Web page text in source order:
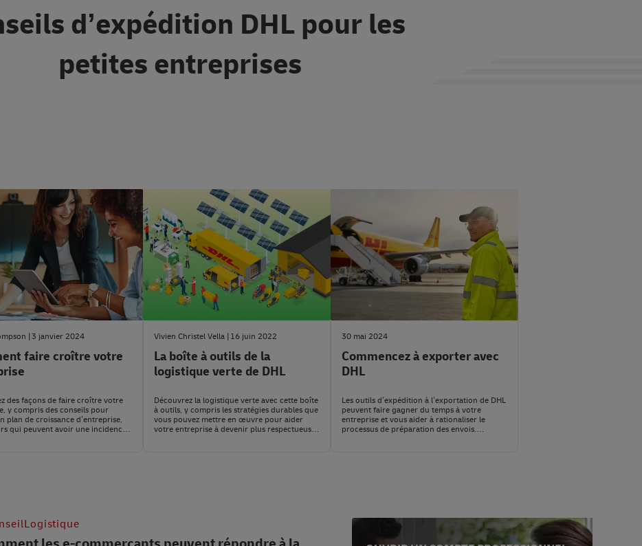
d’expédition DHL pour les
petites entreprises
3 janvier 2024
faire croître votre
des façons de faire croître votre
y compris des conseils pour
plan de croissance d’entreprise,
qui peuvent avoir une incidence
Vivien Christel Vella 16 juin 2022
La boîte à outils de la
logistique verte de DHL
Découvrez la logistique verte avec cette boîte
à outils, y compris les stratégies durables que
vous pouvez mettre en œuvre pour aider
votre entreprise à devenir plus respectueuse
30 mai 2024
Commencez à exporter avec
DHL
Les outils d’expédition à l’exportation de DHL
peuvent faire gagner du temps à votre
entreprise et vous aider à rationaliser le
processus de préparation des envois.